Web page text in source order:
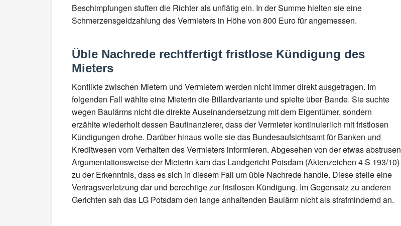
Beschimpfungen stuften die Richter als unflätig ein. In der Summe hielten sie eine
Schmerzensgeldzahlung des Vermieters in Höhe von 800 Euro für angemessen.
Üble Nachrede rechtfertigt fristlose Kündigung des
Mieters
Konflikte zwischen Mietern und Vermietern werden nicht immer direkt ausgetragen. Im
folgenden Fall wählte eine Mieterin die Billardvariante und spielte über Bande. Sie suchte
wegen Baulärms nicht die direkte Auseinandersetzung mit dem Eigentümer, sondern
erzählte wiederholt dessen Baufinanzierer, dass der Vermieter kontinuierlich mit fristlosen
Kündigungen drohe. Darüber hinaus wolle sie das Bundesaufsichtsamt für Banken und
Kreditwesen vom Verhalten des Vermieters informieren. Abgesehen von der etwas abstrusen
Argumentationsweise der Mieterin kam das Landgericht Potsdam (Aktenzeichen 4 S 193/10)
zu der Erkenntnis, dass es sich in diesem Fall um üble Nachrede handle. Diese stelle eine
Vertragsverletzung dar und berechtige zur fristlosen Kündigung. Im Gegensatz zu anderen
Gerichten sah das LG Potsdam den lange anhaltenden Baulärm nicht als strafmindernd an.